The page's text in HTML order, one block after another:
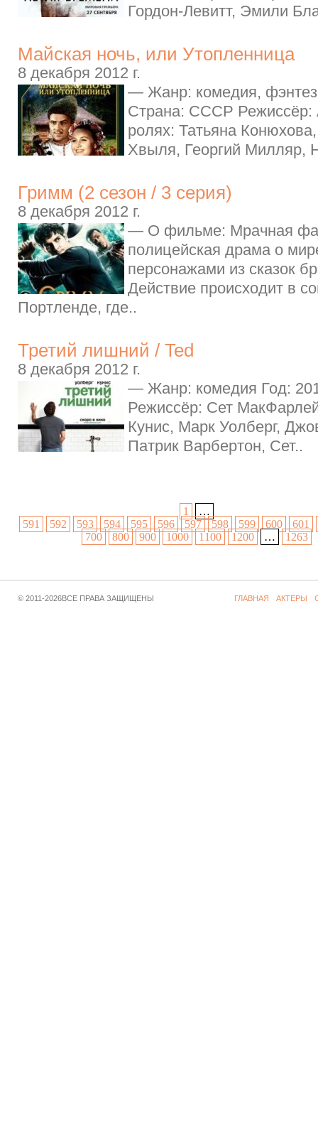
Гордон-Левитт, Эмили
Майская ночь, или Утопленница
8 декабря 2012 г.
— Жанр: комедия,
Страна: СССР Режиссёр:
ролях: Татьяна
Хвыля, Георгий Милляр,
Гримм (2 сезон / 3 серия)
8 декабря 2012 г.
— О фильме: Мрачная
полицейская драма о
персонажами из сказок
Действие происходит в
Портленде, где..
Третий лишний / Ted
8 декабря 2012 г.
— Жанр: комедия Год:
Режиссёр: Сет
Кунис, Марк Уолберг,
Патрик Варбертон, Сет..
1
…
591
592 593 594 595 596 597 598 599 600
601
700
800 900 1000 1100 1200 … 1263
© 2011-2026ВСЕ ПРАВА ЗАЩИЩЕНЫ ГЛАВНАЯ АКТЕРЫ